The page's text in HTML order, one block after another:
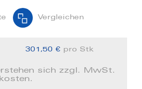
Vergleichen
301,50 € pro Stk
sich zzgl. MwSt.